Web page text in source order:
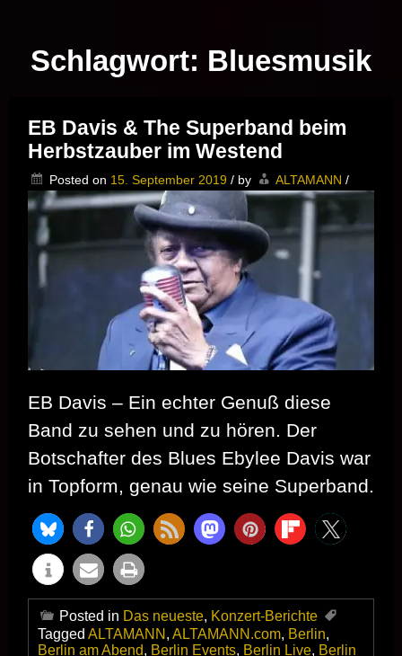
Schlagwort: Bluesmusik
EB Davis & The Superband beim
Herbstzauber im Westend
Posted on 15. September 2019 / by ALTAMANN /
EB Davis – Ein echter Genuß diese
Band zu sehen und zu hören. Der
Botschafter des Blues Ebylee Davis war
in Topform, genau wie seine Superband.
Posted in Das neueste, Konzert-Berichte
Tagged ALTAMANN , ALTAMANN.com, Berlin,
Berlin am Abend, Berlin Events, Berlin Live, Berlin